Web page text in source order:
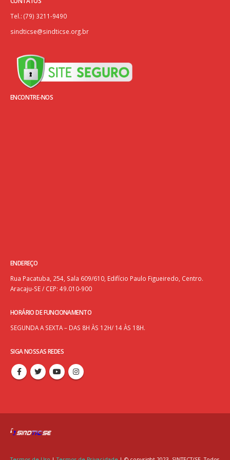
Tel.: (79) 3211-9490
sindticse@sindticse.org.br
ENCONTRE-NOS
ENDEREÇO
Rua Pacatuba, 254, Sala 609/610, Edifício Paulo Figueiredo, Centro.
Aracaju-SE / CEP: 49.010-900
HORÁRIO DE FUNCIONAMENTO
SEGUNDA A SEXTA – DAS 8H ÀS 12H/ 14 ÀS 18H.
SIGA NOSSAS REDES